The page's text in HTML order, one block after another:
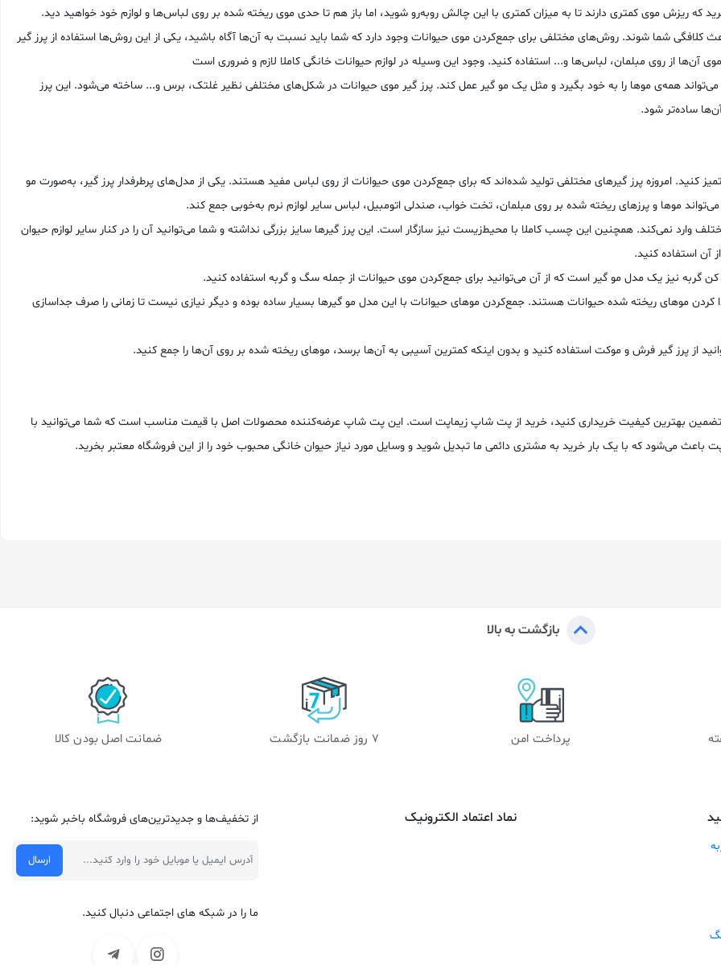
که ریزش موی کمتری دارند تا به میزان کمتری با این چالش روبه‌رو شوید، اما باز هم تا حدی موی ریخته شده بر روی لباس‌ها و لوازم خود خواهید دید.
شما شوند. روش‌های مختلفی برای جمع‌کردن موی حیوانات وجود دارد که شما باید نسبت به آن‌ها آگاه باشید، یکی از این روش‌ها استفاده از پرز گیر
آن‌ها از روی مبلمان، لباس‌ها و... استفاده کنید. وجود این وسیله در لوازم حیوانات خانگی کاملا لازم و ضروری است
همه‌ی موها را به خود بگیرد و مثل یک مو گیر عمل کند. پرز گیر موی حیوانات در شکل‌های مختلفی نظیر غلتک، برس و... ساخته می‌شود. این پرز
ساده‌تر شود.
کنید. امروزه پرز گیرهای مختلفی تولید شده‌اند که برای جمع‌کردن موی حیوانات از روی لباس مفید هستند. یکی از مدل‌های پرطرفدار پرز گیر، به‌صورت مو
موها و پرزهای ریخته شده بر روی مبلمان، تخت خواب، صندلی اتومبیل، لباس سایر لوازم نرم به‌خوبی جمع کند.
وارد نمی‌کند. همچنین این چسب کاملا با محیط‌زیست نیز سازگار است. این پرز گیرها سایز بزرگی نداشته و شما می‌توانید آن را در کنار سایر لوازم حیوان
آن استفاده کنید.
گربه نیز یک مدل مو گیر است که از آن می‌توانید برای جمع‌کردن موی حیوانات از جمله سگ و گربه استفاده کنید.
کردن موهای ریخته شده حیوانات هستند. جمع‌کردن موهای حیوانات با این مدل مو گیرها بسیار ساده بوده و دیگر نیازی نیست تا زمانی را صرف جداسازی
از پرز گیر فرش و موکت استفاده کنید و بدون اینکه کمترین آسیبی به آن‌ها برسد، موهای ریخته شده بر روی آن‌ها را جمع کنید.
با تضمین بهترین کیفیت خریداری کنید، خرید از پت شاپ زیماپت است. این پت شاپ عرضه‌کننده محصولات اصل با قیمت مناسب است که شما می‌توانید با
باعث می‌شود که با یک بار خرید به مشتری دائمی ما تبدیل شوید و وسایل مورد نیاز حیوان خانگی محبوب خود را از این فروشگاه معتبر بخرید.
بازگشت به بالا
پرداخت امن ۷ روز ضمانت بازگشت ضمانت اصل بودن کالا
نماد اعتماد الکترونیک از تخفیف‌ها و جدیدترین‌های فروشگاه باخبر شوید:
ما را در شبکه های اجتماعی دنبال کنید.